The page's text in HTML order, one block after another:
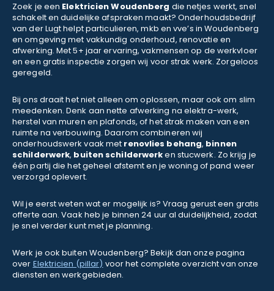
Zoek je een Elektricien Woudenberg die netjes werkt, snel
schakelt en duidelijke afspraken maakt? Onderhoudsbedrijf
van der Lugt helpt particulieren, mkb en vve’s in Woudenberg
en omgeving met vakkundig onderhoud, renovatie en
afwerking. Met 5+ jaar ervaring, vakmensen op de werkvloer
en een gratis inspectie zorgen wij voor strak werk. Zorgeloos
geregeld.
Bij ons draait het niet alleen om oplossen, maar ook om slim
meedenken. Denk aan nette afwerking na elektra-werk,
herstel van muren en plafonds, of het strak maken van een
ruimte na verbouwing. Daarom combineren wij
onderhoudswerk vaak met renovlies behang, binnen
schilderwerk, buiten schilderwerken stucwerk. Zo krijg je
één partij die het geheel afstemt en je woning of pand weer
verzorgd oplevert.
Wil je eerst weten wat er mogelijk is? Vraag gerust een gratis
offerte aan. Vaak heb je binnen 24 uur al duidelijkheid, zodat
je snel verder kunt met je planning.
Werk je ook buiten Woudenberg? Bekijk dan onze pagina
over Elektricien (pillar) voor het complete overzicht van onze
diensten en werkgebieden.